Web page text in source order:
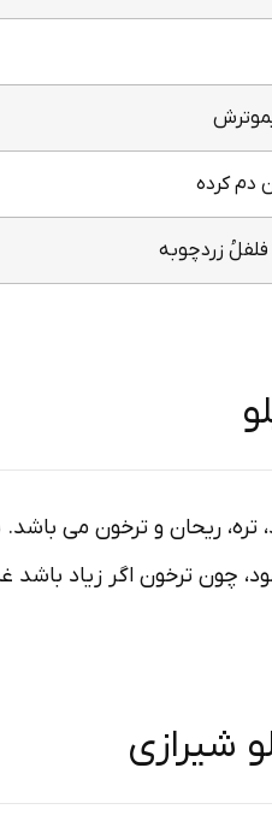
دم کرده
زردچوبه
تره، ریحان و ترخون می
چون ترخون اگر زیاد باشد
شیرازی